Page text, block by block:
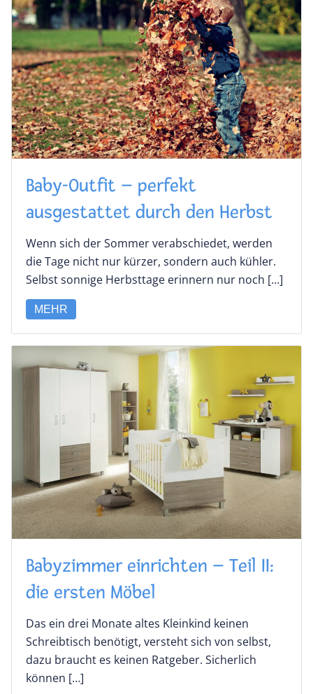
Baby-Outfit – perfekt
ausgestattet durch den Herbst
Wenn sich der Sommer verabschiedet, werden
die Tage nicht nur kürzer, sondern auch kühler.
Selbst sonnige Herbsttage erinnern nur noch […]
MEHR
Babyzimmer einrichten – Teil II:
die ersten Möbel
Das ein drei Monate altes Kleinkind keinen
Schreibtisch benötigt, versteht sich von selbst,
dazu braucht es keinen Ratgeber. Sicherlich
können […]